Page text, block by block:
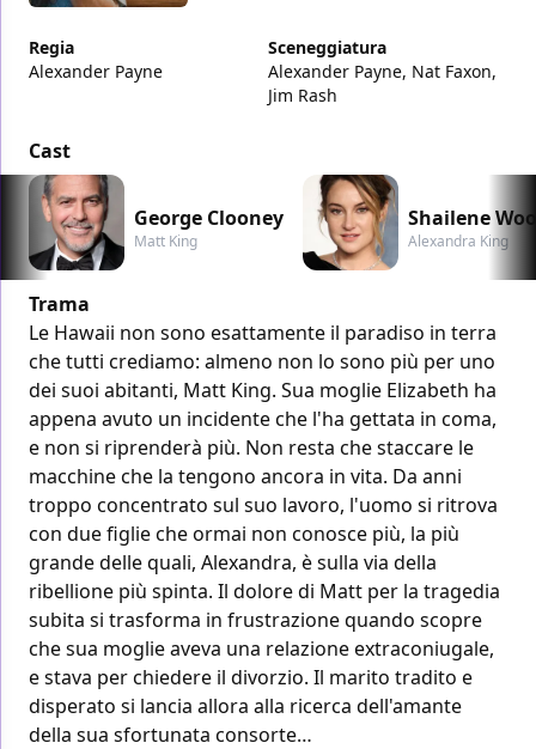
Regia
Alexander Payne
Sceneggiatura
Alexander Payne, Nat Faxon,
Jim Rash
Cast
George Clooney
Matt King
Shailene
Alexandra King
Trama
Le Hawaii non sono esattamente il paradiso in terra
che tutti crediamo: almeno non lo sono più per uno
dei suoi abitanti, Matt King. Sua moglie Elizabeth ha
appena avuto un incidente che l'ha gettata in coma,
e non si riprenderà più. Non resta che staccare le
macchine che la tengono ancora in vita. Da anni
troppo concentrato sul suo lavoro, l'uomo si ritrova
con due figlie che ormai non conosce più, la più
grande delle quali, Alexandra, è sulla via della
ribellione più spinta. Il dolore di Matt per la tragedia
subita si trasforma in frustrazione quando scopre
che sua moglie aveva una relazione extraconiugale,
e stava per chiedere il divorzio. Il marito tradito e
disperato si lancia allora alla ricerca dell'amante
della sua sfortunata consorte…